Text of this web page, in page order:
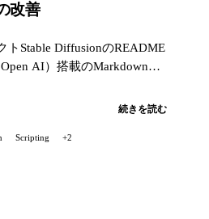
改善
トStable DiffusionのREADME
AI）搭載のMarkdown翻
続きを読む
Scripting +2